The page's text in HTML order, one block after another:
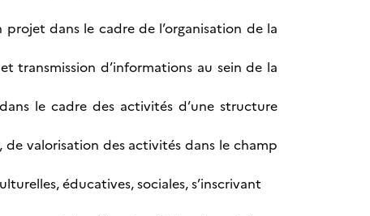
dans le cadre de l’organisation de la
transmission d’informations au sein de la
le cadre des activités d’une structure
valorisation des activités dans le champ
éducatives, sociales, s’inscrivant